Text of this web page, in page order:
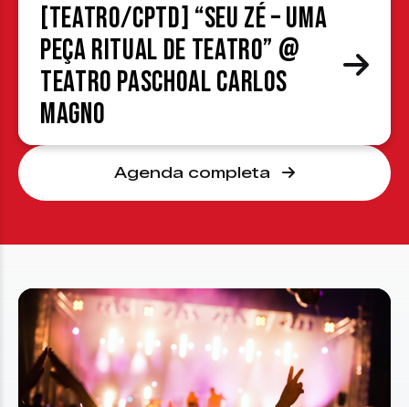
[TEATRO/CPTD] “Seu Zé – Uma
peça ritual de teatro” @
Teatro Paschoal Carlos
Magno
Agenda completa